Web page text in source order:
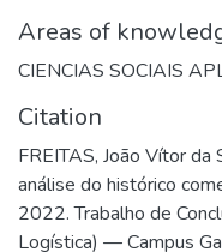
Areas of
CIENCIAS SOCIAIS
Citation
FREITAS, João Vítor da
análise do histórico
2022. Trabalho de
Logística) — Campus